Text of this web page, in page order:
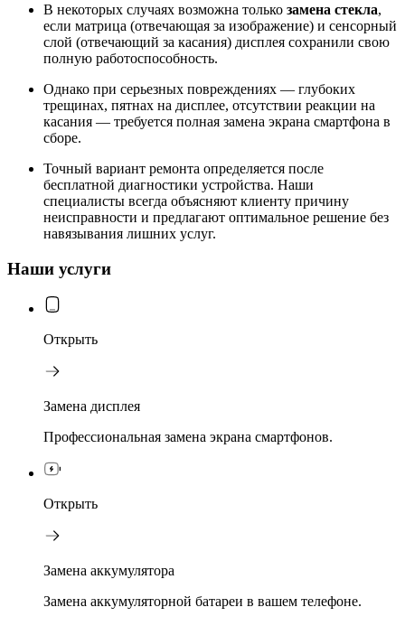
В некоторых случаях возможна только замена стекла,
если матрица (отвечающая за изображение) и сенсорный
слой (отвечающий за касания) дисплея сохранили свою
полную работоспособность.
Однако при серьезных повреждениях — глубоких
трещинах, пятнах на дисплее, отсутствии реакции на
касания — требуется полная замена экрана смартфона в
сборе.
Точный вариант ремонта определяется после
бесплатной диагностики устройства. Наши
специалисты всегда объясняют клиенту причину
неисправности и предлагают оптимальное решение без
навязывания лишних услуг.
Наши услуги
Открыть
Замена дисплея
Профессиональная замена экрана смартфонов.
Открыть
Замена аккумулятора
Замена аккумуляторной батареи в вашем телефоне.